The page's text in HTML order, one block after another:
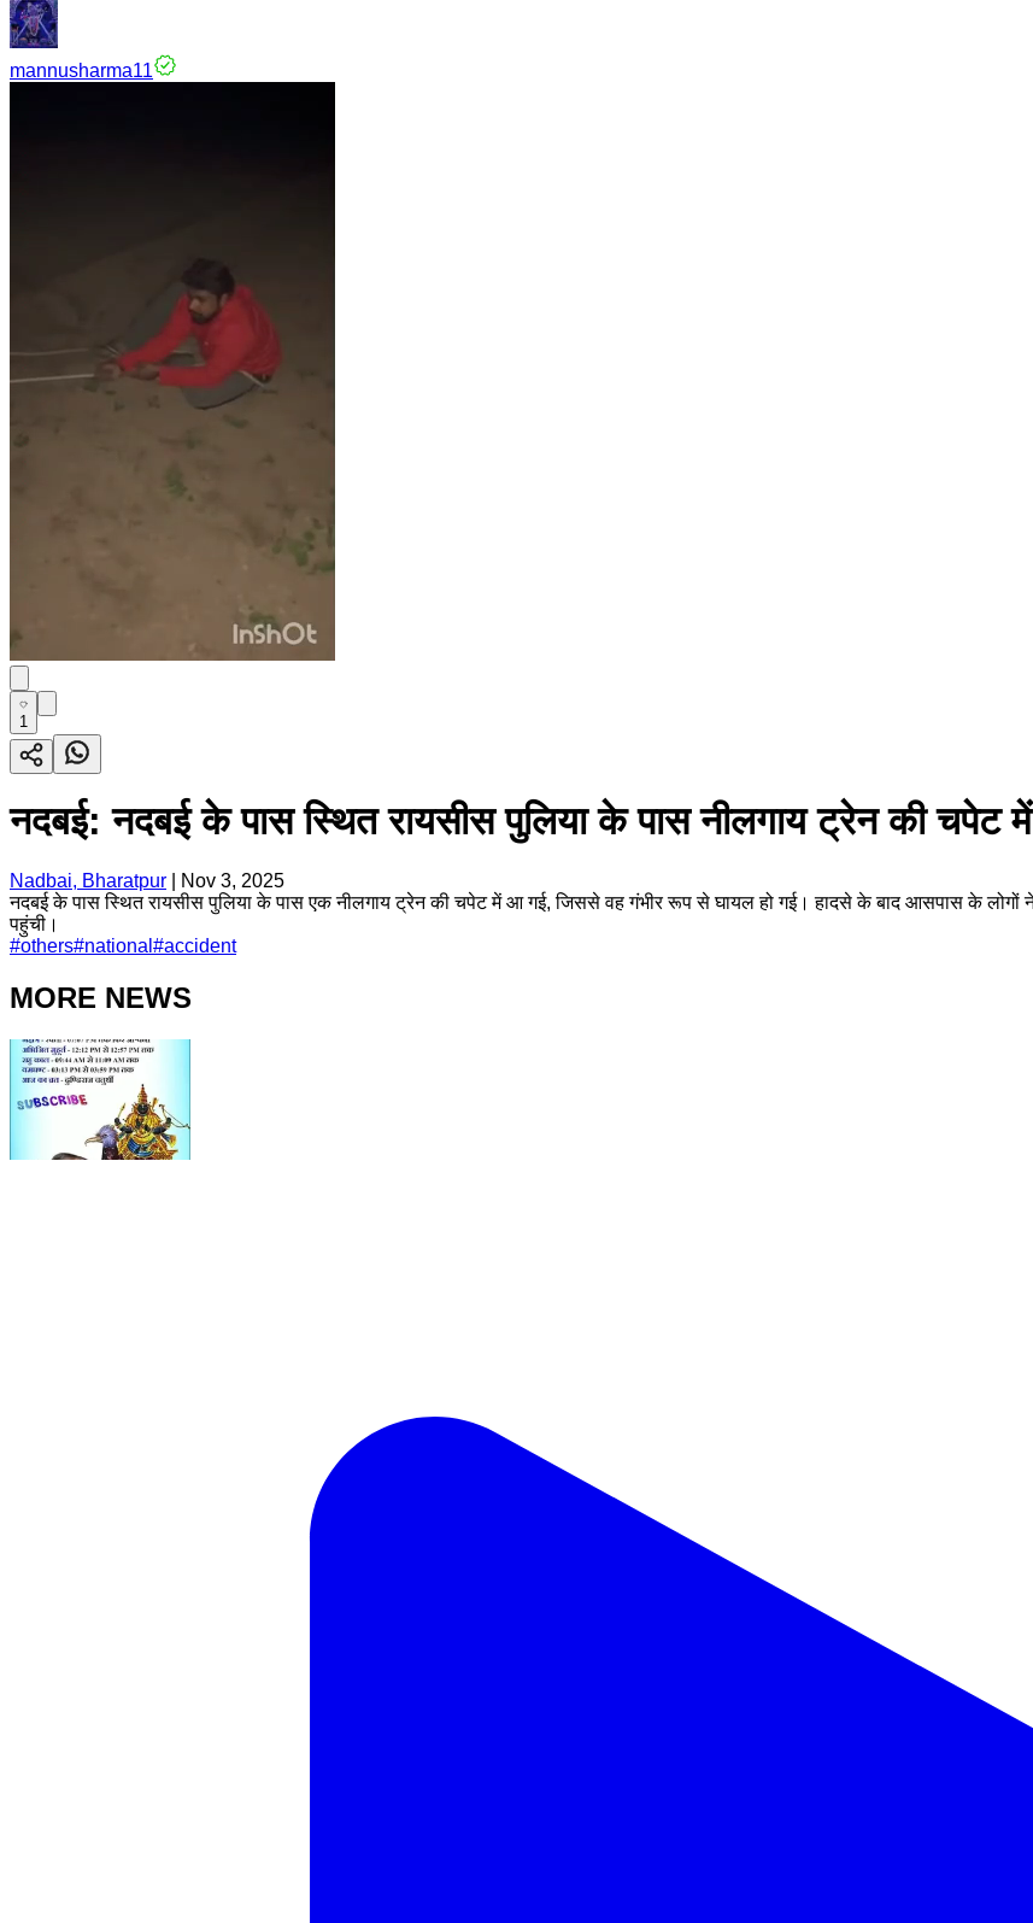
mannusharma11
1
नदबई: नदबई के पास स्थित रायसीस पुलिया के पास नीलगाय ट्रेन की
Nadbai, Bharatpur
Nov 3, 2025
नदबई के पास स्थित रायसीस पुलिया के पास एक नीलगाय ट्रेन की चपेट में आ गई, जिससे वह गंभीर रूप से घायल हो गई। हादसे के बाद आसपास के लोगों
पहुंची।
#others#national #accident
MORE NEWS